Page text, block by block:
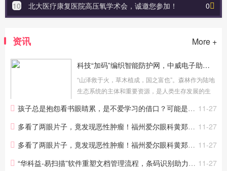
0
10 北大医疗康复医院高压氧学术会，诚邀您参加！
资讯 More +
科技“加码”编织智能防护网，中威电子助力智慧林业建设
“山泽救于火，草木植成，国之富也”。森林作为陆地
生态系统的主体和重要资源，是人类生存发展的生
响，森林火灾的威胁日益严峻，给生态环境和人类
社会带来了巨大的挑...
11-27
孩子总是抱怨看书眼睛累，是不爱学习的借口？可能是一眼清晰一眼模糊所致！——福州爱尔眼科
11-27
多看了两眼片子，竟发现恶性肿瘤！福州爱尔眼科黄郑华致力挖掘影像中的“密码”
11-27
多看了两眼片子，竟发现恶性肿瘤！福州爱尔眼科黄郑华致力挖掘影像中的“密码”
11-27
“华科益-易扫描”软件重塑文档管理流程，条码识别助力企业数字化升级